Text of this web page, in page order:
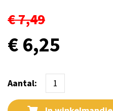
€ 7,49
€ 6,25
Aantal: